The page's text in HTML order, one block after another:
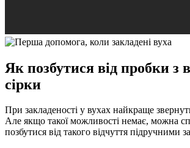
Як позбутися від пробки з
сірки
При закладеності у вухах найкраще
Але якщо такої можливості немає, можна
позбутися від такого відчуття підручними